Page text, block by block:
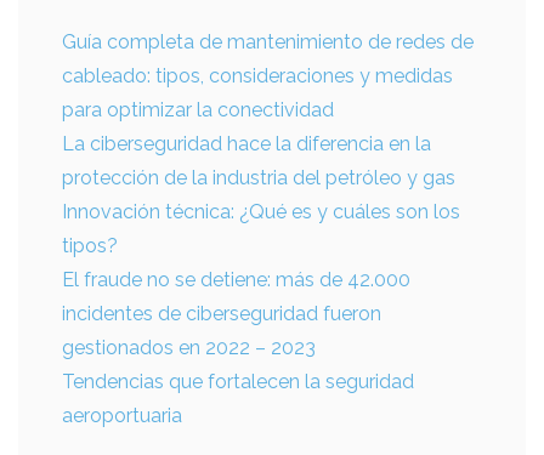
Guía completa de mantenimiento de redes de
cableado: tipos, consideraciones y medidas
para optimizar la conectividad
La ciberseguridad hace la diferencia en la
protección de la industria del petróleo y gas
Innovación técnica: ¿Qué es y cuáles son los
tipos?
El fraude no se detiene: más de 42.000
incidentes de ciberseguridad fueron
gestionados en 2022 – 2023
Tendencias que fortalecen la seguridad
aeroportuaria